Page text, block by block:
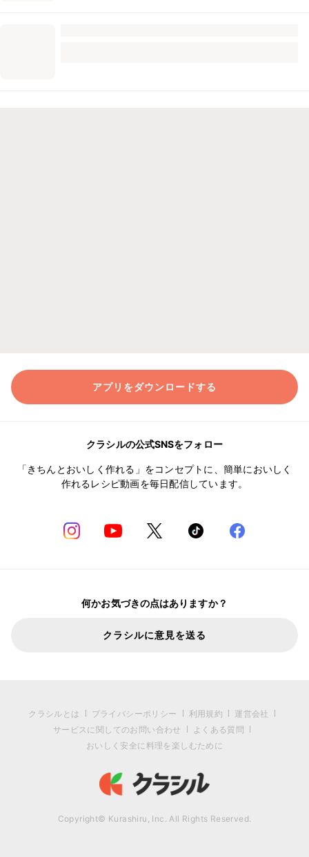
アプリをダウンロードする
クラシルの公式SNSをフォロー
「きちんとおいしく作れる」をコンセプトに、簡単においしく
作れるレシピ動画を毎日配信しています。
何かお気づきの点はありますか？
クラシルに意見を送る
クラシルとは プライバシーポリシー 利用規約
運営会社
サービスに関してのお問い合わせ
よくある質問
おいしく安全に料理を楽しむために
Copyright© Kurashiru, Inc. All Rights Reserved.